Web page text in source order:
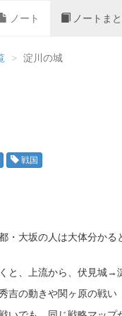
ノート ノートま
淀川の城
戦国
・大坂の人は大体分か
と、上流から、伏見城
吉の動きや関ヶ原の戦